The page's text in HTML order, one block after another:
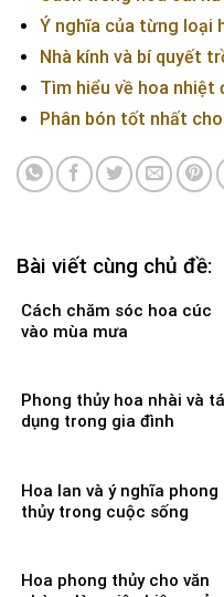
Ý nghĩa của từng loại
Nhà kính và bí quyết
Tìm hiểu về hoa nhiệt
Phân bón tốt nhất
Bài viết cùng chủ đề:
Cách chăm sóc hoa cúc
vào mùa mưa
Phong thủy hoa nhài và
dụng trong gia đình
Hoa lan và ý nghĩa phong
thủy trong cuộc sống
Hoa phong thủy cho văn